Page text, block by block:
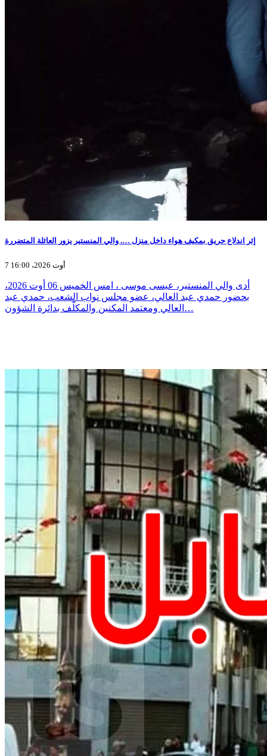
إثر اندلاع حريق بمكيف هواء داخل منزل …. والي المنستير يزور العائلة المتضررة
7 أوت 2026، 16:00
أدى والي المنستير، عيسى موسى ، امس الخميس 06 أوت 2026،
بحضور حمدي عبد العالي، عضو مجلس نواب الشعب، حمدي عبد
العالي ومعتمد المكنين والمكلّف بدائرة الشؤون…